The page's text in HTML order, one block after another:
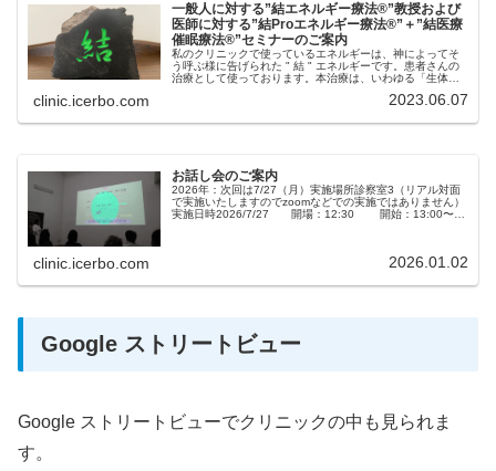
一般人に対する”結エネルギー療法®︎”教授および
医師に対する”結Proエネルギー療法®︎”＋”結医療
催眠療法®︎”セミナーのご案内
私のクリニックで使っているエネルギーは、神によってそ
う呼ぶ様に告げられた " 結 " エネルギーです。患者さんの
治療として使っております。本治療は、いわゆる「生体エ
clinic.icerbo.com 2023.06.07
お話し会のご案内
2026年：次回は7/27（月）実施場所診察室3（リアル対面
で実施いたしますのでzoomなどでの実施ではありません）
実施日時2026/7/27 開場：12:30 開始：13:00〜
clinic.icerbo.com 2026.01.02
Google ストリートビュー
Google ストリートビューでクリニックの中も見られま
す。